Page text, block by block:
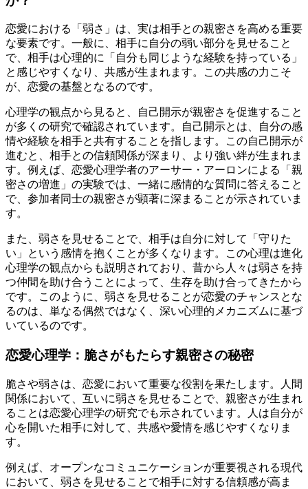
恋愛における「弱さ」は、実は相手との親密さを高める重要
な要素です。一般に、相手に自分の弱い部分を見せること
で、相手は心理的に「自分も同じような経験を持っている」
と感じやすくなり、共感が生まれます。この共感の力こそ
が、恋愛の基盤となるのです。
心理学の観点から見ると、自己開示が親密さを促進すること
が多くの研究で確認されています。自己開示とは、自分の感
情や経験を相手と共有することを指します。この自己開示が
進むと、相手との信頼関係が深まり、より強い絆が生まれま
す。例えば、恋愛心理学者のアーサー・アーロンによる「親
密さの増進」の実験では、一緒に感情的な質問に答えること
で、参加者同士の親密さが顕著に深まることが示されていま
す。
また、弱さを見せることで、相手は自分に対して「守りた
い」という感情を抱くことが多くなります。この心理は進化
心理学の観点からも説明されており、昔から人々は弱さを持
つ仲間を助け合うことによって、生存を助け合ってきたから
です。このように、弱さを見せることが恋愛のチャンスとな
るのは、単なる偶然ではなく、深い心理的メカニズムに基づ
いているのです。
恋愛心理学：脆さがもたらす親密さの秘密
脆さや弱さは、恋愛において重要な役割を果たします。人間
関係において、互いに弱さを見せることで、親密さが生まれ
ることは恋愛心理学の研究でも示されています。人は自分が
心を開いた相手に対して、共感や愛情を感じやすくなりま
す。
例えば、オープンなコミュニケーションが重要視される現代
において、弱さを見せることで相手に対する信頼感が高ま